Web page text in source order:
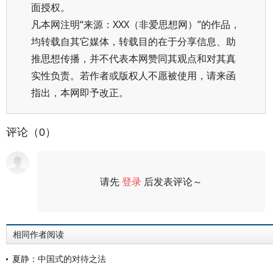
面授权。
凡本网注明“来源：XXX（非爱思想网）”的作品，
均转载自其它媒体，转载目的在于分享信息、助
推思想传播，并不代表本网赞同其观点和对其真
实性负责。若作者或版权人不愿被使用，请来函
指出，本网即予改正。
评论（0）
请先登录 后发表评论～
相同作者阅读
夏静：中国式的对待之法